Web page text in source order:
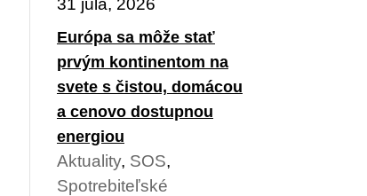
Európa sa môže stať
prvým kontinentom na
svete s čistou, domácou
a cenovo dostupnou
energiou
Aktuality, SOS,
Spotrebiteľské